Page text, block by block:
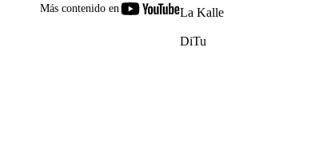
Más contenido en
youtube-
La Kalle
DiTu